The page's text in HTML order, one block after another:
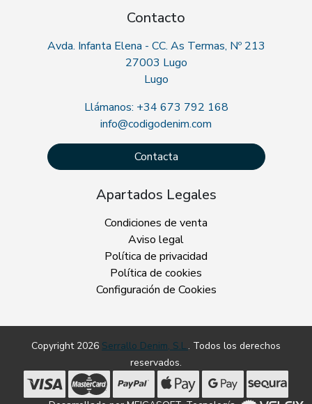
Contacto
Avda. Infanta Elena - CC. As Termas, Nº 213
27003 Lugo
Lugo
Llámanos: +34 673 792 168
info@codigodenim.com
Contacta
Apartados Legales
Condiciones de venta
Aviso legal
Política de privacidad
Política de cookies
Configuración de Cookies
Copyright 2026 Serrallo Denim, S.L.. Todos los derechos
reservados.